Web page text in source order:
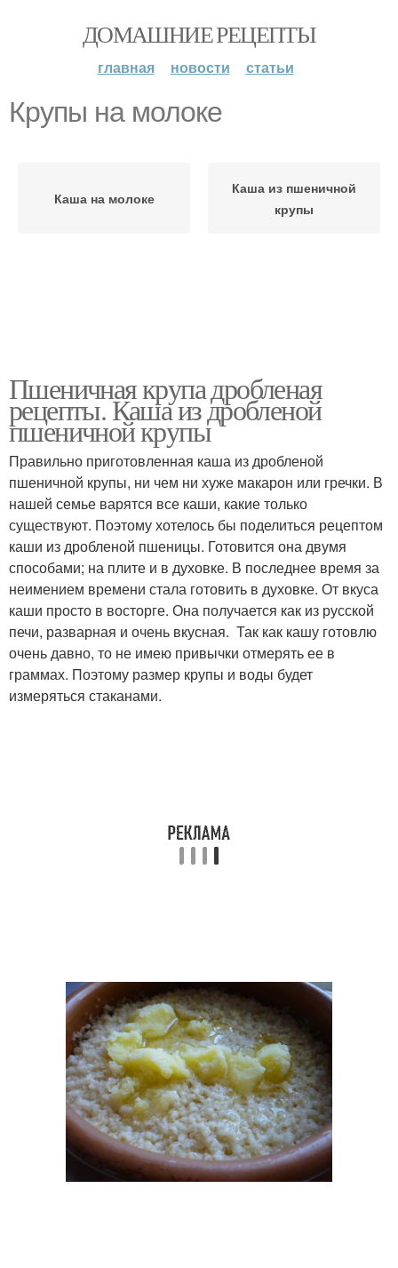
ДОМАШНИЕ РЕЦЕПТЫ
главная новости статьи
Крупы на молоке
Каша на молоке
Каша из пшеничной
крупы
Пшеничная крупа дробленая
рецепты. Каша из дробленой
пшеничной крупы
Правильно приготовленная каша из дробленой
пшеничной крупы, ни чем ни хуже макарон или гречки. В
нашей семье варятся все каши, какие только
существуют. Поэтому хотелось бы поделиться рецептом
каши из дробленой пшеницы. Готовится она двумя
способами; на плите и в духовке. В последнее время за
неимением времени стала готовить в духовке. От вкуса
каши просто в восторге. Она получается как из русской
печи, разварная и очень вкусная. Так как кашу готовлю
очень давно, то не имею привычки отмерять ее в
граммах. Поэтому размер крупы и воды будет
измеряться стаканами.